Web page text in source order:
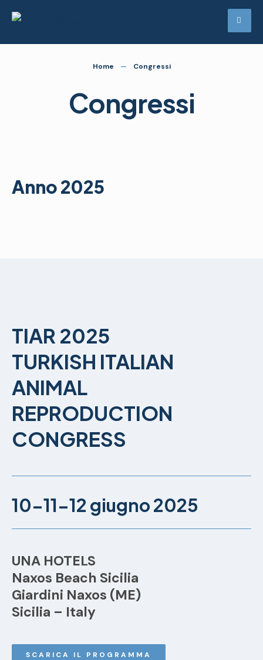
Home Congressi
Congressi
Anno 2025
TIAR 2025
TURKISH ITALIAN
ANIMAL
REPRODUCTION
CONGRESS
10-11-12 giugno 2025
UNA HOTELS
Naxos Beach Sicilia
Giardini Naxos (ME)
Sicilia – Italy
SCARICA IL PROGRAMMA